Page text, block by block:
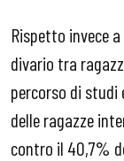
Rispetto invece
divario tra
percorso di studi
delle ragazze
contro il 40,7%